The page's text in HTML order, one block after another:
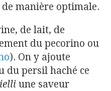
de manière optimale.
de lait, de
du pecorino ou
). On y ajoute
du persil haché ce
une saveur